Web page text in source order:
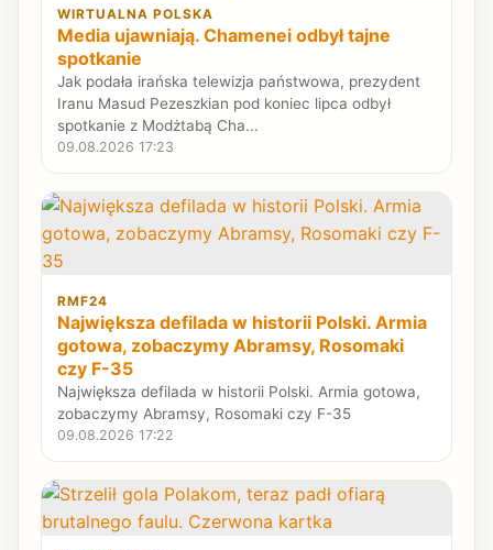
WIRTUALNA POLSKA
Media ujawniają. Chamenei odbył tajne
spotkanie
Jak podała irańska telewizja państwowa, prezydent
Iranu Masud Pezeszkian pod koniec lipca odbył
spotkanie z Modżtabą Cha...
09.08.2026 17:23
RMF24
Największa defilada w historii Polski. Armia
gotowa, zobaczymy Abramsy, Rosomaki
czy F-35
Największa defilada w historii Polski. Armia gotowa,
zobaczymy Abramsy, Rosomaki czy F-35
09.08.2026 17:22